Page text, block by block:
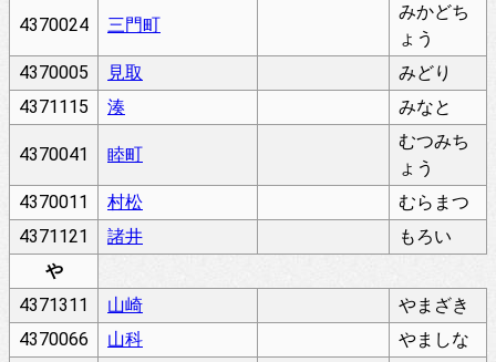
4370024 三門町
みかどち
ょう
4370005
見取
みどり
4371115
湊 みなと
4370041 睦町
むつみち
ょう
4370011
村松
むらまつ
4371121
諸井
もろい
や
4371311
山崎
やまざき
4370066
山科
やましな